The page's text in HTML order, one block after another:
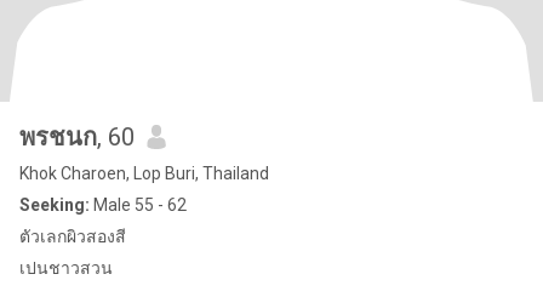
พรชนก, 60
Khok Charoen, Lop Buri, Thailand
Seeking: Male 55 - 62
ตัวเลกผิวสองสี
เปนชาวสวน